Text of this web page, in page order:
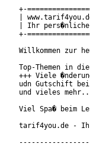
+-
|
| Ihr
+-
Willkommen zur
Top-Themen in
+++ Viele
udn Gutschift
und vieles
Viel Spa� beim
tarif4you.de -